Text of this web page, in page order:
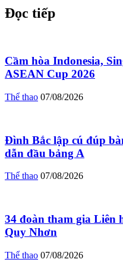
Đọc tiếp
Cầm hòa Indonesia,
ASEAN Cup 2026
Thể thao 07/08/2026
Đình Bắc lập cú đúp
dẫn đầu bảng A
Thể thao 07/08/2026
34 đoàn tham gia Liên
Quy Nhơn
Thể thao 07/08/2026